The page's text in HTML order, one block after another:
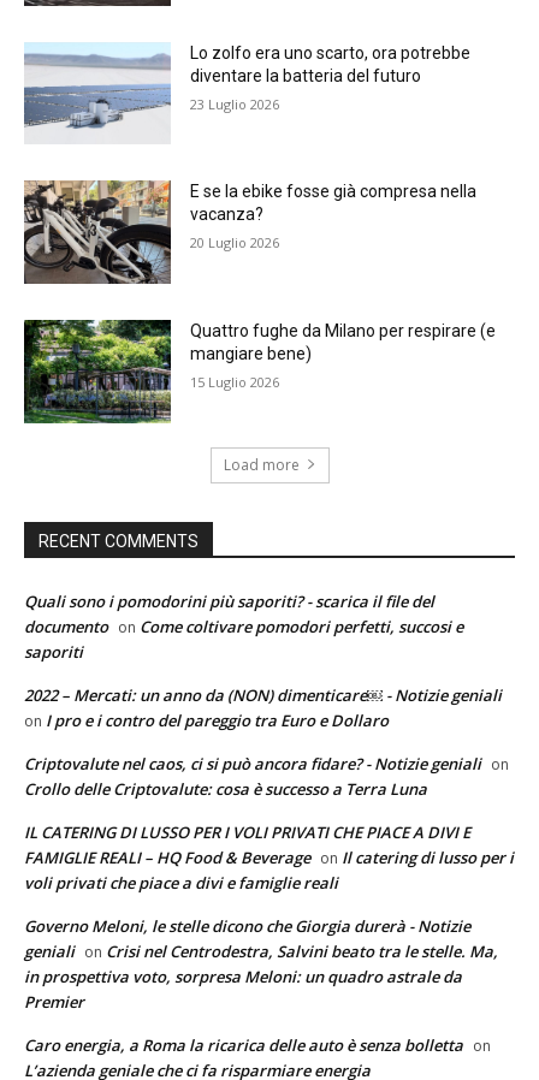
Lo zolfo era uno scarto, ora potrebbe
diventare la batteria del futuro
23 Luglio 2026
E se la ebike fosse già compresa nella
vacanza?
20 Luglio 2026
Quattro fughe da Milano per respirare (e
mangiare bene)
15 Luglio 2026
Load more
RECENT COMMENTS
Quali sono i pomodorini più saporiti? - scarica il file del
documento on Come coltivare pomodori perfetti, succosi e
saporiti
2022 – Mercati: un anno da (NON) dimenticare￼ - Notizie geniali
on I pro e i contro del pareggio tra Euro e Dollaro
Criptovalute nel caos, ci si può ancora fidare? - Notizie geniali on
Crollo delle Criptovalute: cosa è successo a Terra Luna
IL CATERING DI LUSSO PER I VOLI PRIVATI CHE PIACE A DIVI E
FAMIGLIE REALI – HQ Food & Beverage on Il catering di lusso per i
voli privati che piace a divi e famiglie reali
Governo Meloni, le stelle dicono che Giorgia durerà - Notizie
geniali on Crisi nel Centrodestra, Salvini beato tra le stelle. Ma,
in prospettiva voto, sorpresa Meloni: un quadro astrale da
Premier
Caro energia, a Roma la ricarica delle auto è senza bolletta on
L’azienda geniale che ci fa risparmiare energia